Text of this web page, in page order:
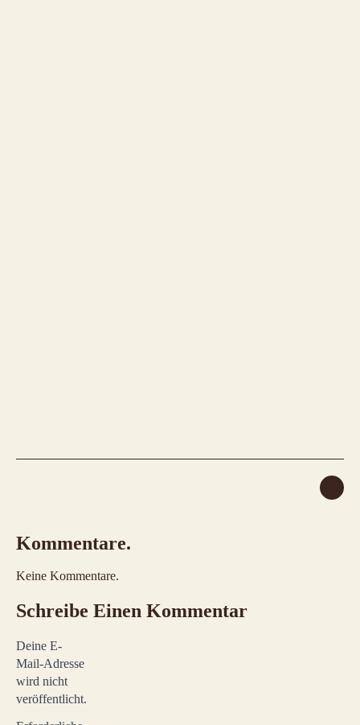
Kommentare.
Keine Kommentare.
Schreibe Einen Kommentar
Deine E-
Mail-Adresse
wird nicht
veröffentlicht.